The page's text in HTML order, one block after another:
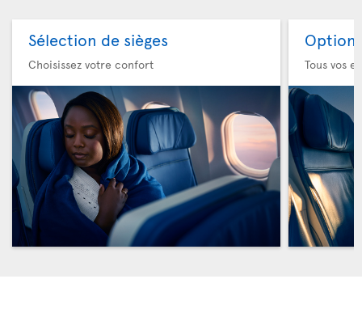
Sélection de sièges
Choisissez votre confort
Option
Tous vos